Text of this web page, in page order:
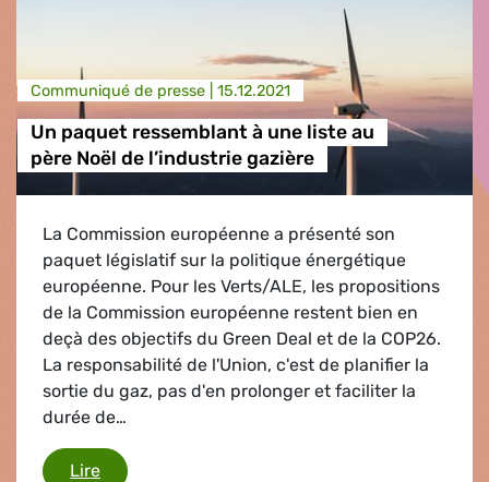
Communiqué de presse | 15.12.2021
Un paquet ressemblant à une liste au
père Noël de l’industrie gazière
La Commission européenne a présenté son
paquet législatif sur la politique énergétique
européenne. Pour les Verts/ALE, les propositions
de la Commission européenne restent bien en
deçà des objectifs du Green Deal et de la COP26.
La responsabilité de l'Union, c'est de planifier la
sortie du gaz, pas d'en prolonger et faciliter la
durée de…
LireUn paquet ressemblant à une liste au père